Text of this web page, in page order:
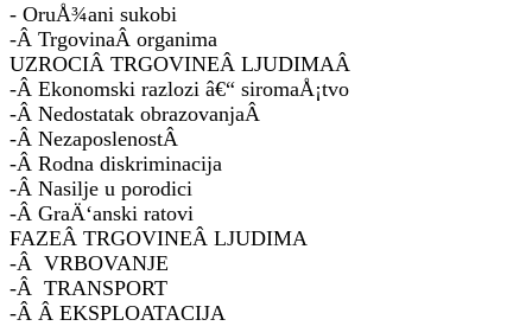
- OruÅ¾ani sukobi
-Â TrgovinaÂ organima
UZROCIÂ TRGOVINEÂ LJUDIMAÂ
-Â Ekonomski razlozi â€“ siromaÅ¡tvo
-Â Nedostatak obrazovanjaÂ
-Â NezaposlenostÂ
-Â Rodna diskriminacija
-Â Nasilje u porodici
-Â GraÄ‘anski ratovi
FAZEÂ TRGOVINEÂ LJUDIMA
-Â VRBOVANJE
-Â TRANSPORT
-Â Â EKSPLOATACIJA